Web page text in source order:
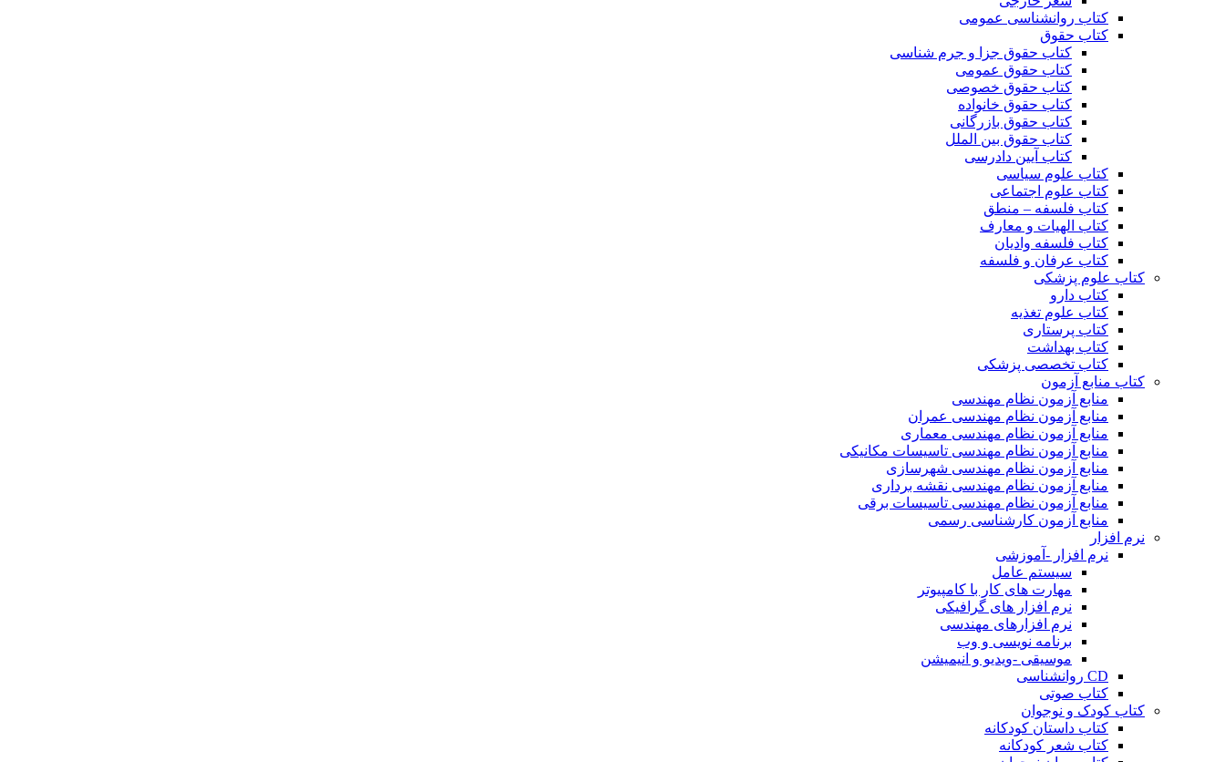
کتاب روانشناسی عمومی
کتاب حقوق
کتاب حقوق جزا و جرم شناسی
کتاب حقوق عمومی
کتاب حقوق خصوصی
کتاب حقوق خانواده
کتاب حقوق بازرگانی
کتاب حقوق بین الملل
کتاب آیین دادرسی
کتاب علوم سیاسی
کتاب علوم اجتماعی
کتاب فلسفه – منطق
کتاب الهیات و معارف
کتاب فلسفه وادیان
کتاب عرفان و فلسفه
کتاب علوم پزشکی
کتاب دارو
کتاب علوم تغذیه
کتاب پرستاری
کتاب بهداشت
کتاب تخصصی پزشکی
کتاب منابع آزمون
منابع آزمون نظام مهندسی
منابع آزمون نظام مهندسی عمران
منابع آزمون نظام مهندسی معماری
منابع آزمون نظام مهندسی تاسیسات مکانیکی
منابع آزمون نظام مهندسی شهرسازی
منابع آزمون نظام مهندسی نقشه برداری
منابع آزمون نظام مهندسی تاسیسات برقی
منابع آزمون کارشناسی رسمی
نرم افزار
نرم افزار -آموزشی
سیستم عامل
مهارت های کار با کامپیوتر
نرم افزار های گرافیکی
نرم افزارهای مهندسی
برنامه نویسی و وب
موسیقی -ویدیو و انیمیشن
CD روانشناسی
کتاب صوتی
کتاب کودک و نوجوان
کتاب داستان کودکانه
کتاب شعر کودکانه